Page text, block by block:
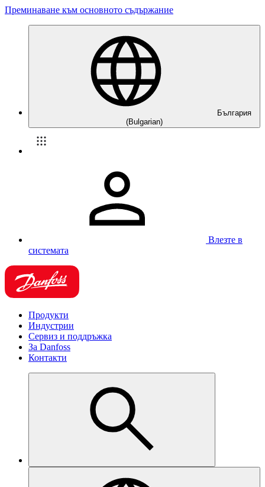
Преминаване към основното съдържание
България
(Bulgarian)
Влезте в
системата
Продукти
Индустрии
Сервиз и поддръжка
За Danfoss
Контакти